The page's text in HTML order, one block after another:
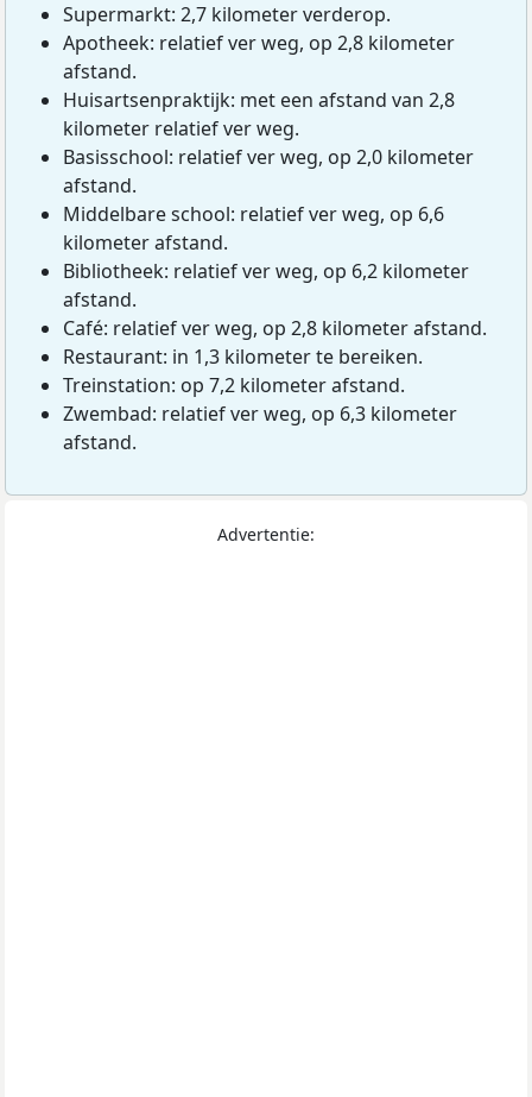
Supermarkt: 2,7 kilometer verderop.
Apotheek: relatief ver weg, op 2,8 kilometer
afstand.
Huisartsenpraktijk: met een afstand van 2,8
kilometer relatief ver weg.
Basisschool: relatief ver weg, op 2,0 kilometer
afstand.
Middelbare school: relatief ver weg, op 6,6
kilometer afstand.
Bibliotheek: relatief ver weg, op 6,2 kilometer
afstand.
Café: relatief ver weg, op 2,8 kilometer afstand.
Restaurant: in 1,3 kilometer te bereiken.
Treinstation: op 7,2 kilometer afstand.
Zwembad: relatief ver weg, op 6,3 kilometer
afstand.
Advertentie: